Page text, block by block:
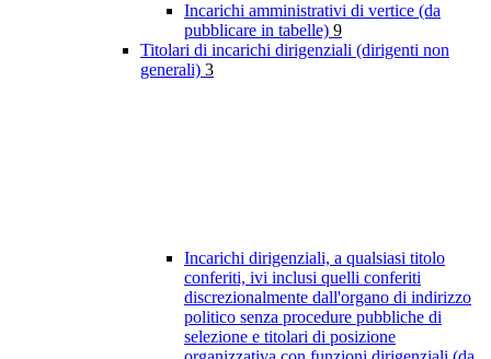
Incarichi amministrativi di vertice (da
pubblicare in tabelle) 9
Titolari di incarichi dirigenziali (dirigenti non
generali) 3
Incarichi dirigenziali, a qualsiasi titolo
conferiti, ivi inclusi quelli conferiti
discrezionalmente dall'organo di indirizzo
politico senza procedure pubbliche di
selezione e titolari di posizione